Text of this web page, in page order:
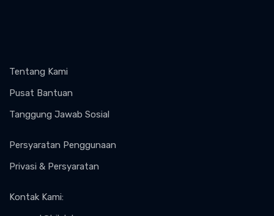
Tentang Kami
Pusat Bantuan
Tanggung Jawab Sosial
Persyaratan Penggunaan
Privasi & Persyaratan
Kontak Kami: